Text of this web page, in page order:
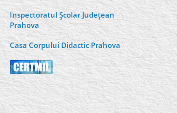
Inspectoratul Şcolar Judeţean
Prahova
Casa Corpului Didactic Prahova